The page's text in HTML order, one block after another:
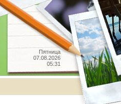
Пятница
07.08.2026
05:31